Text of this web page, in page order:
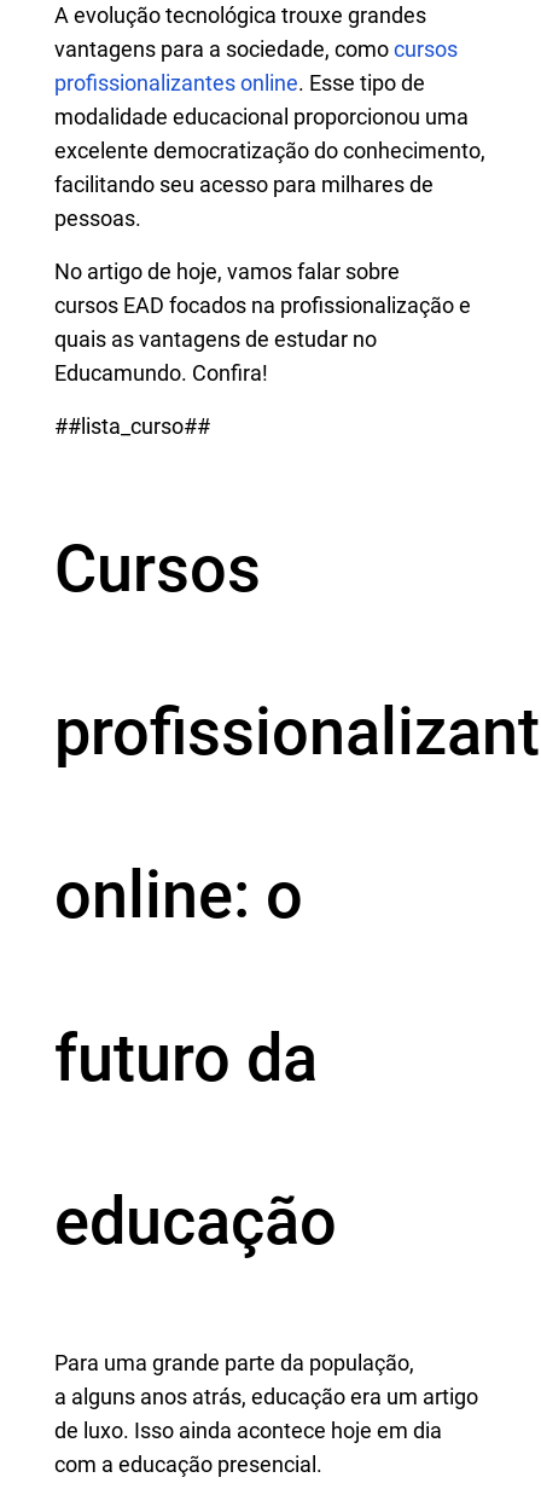
A evolução tecnológica trouxe grandes
vantagens para a sociedade, comocursos
profissionalizantes online. Esse tipo de
modalidade educacional proporcionou uma
excelente democratização do conhecimento,
facilitando seu acesso para milhares de
pessoas.
No artigo de hoje, vamos falar sobre
cursos EAD focados na profissionalização e
quais as vantagens de estudar no
Educamundo. Confira!
##lista_curso##
Cursos
online: o
futuro da
educação
Para uma grande parte da população,
a alguns anos atrás, educação era um artigo
de luxo. Isso ainda acontece hoje em dia
com a educação presencial.